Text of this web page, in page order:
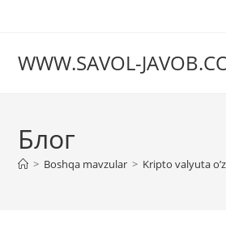
WWW.SAVOL-
Блог
> Boshqa mavzular > Kripto valyuta